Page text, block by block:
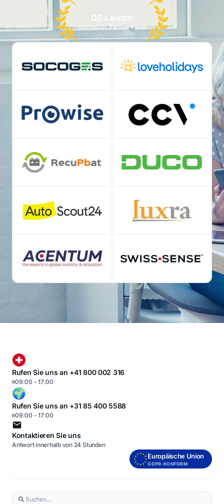
Q2-Launch
exklusiver Partnerkanal
Rufen Sie uns an +41 800 002 316
09:00 - 17:00
Rufen Sie uns an +31 85 400 5588
09:00 - 17:00
Kontaktieren Sie uns
Antwort innerhalb von 24 Stunden
Europäische Union
GDPR-KONFORM